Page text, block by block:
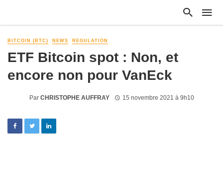
BITCOIN (BTC) NEWS REGULATION
ETF Bitcoin spot : Non, et
encore non pour VanEck
Par CHRISTOPHE AUFFRAY 15 novembre 2021 à 9h10